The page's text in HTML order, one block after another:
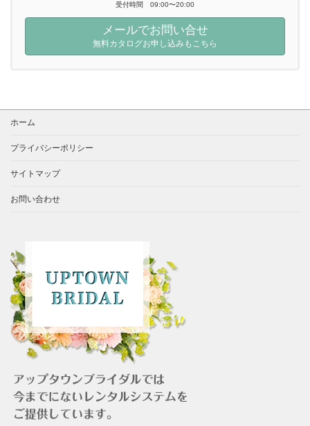
受付時間 09:00〜20:00
メールでお問い合せ
無料カタログお申し込みもこちら
ホーム
プライバシーポリシー
サイトマップ
お問い合わせ